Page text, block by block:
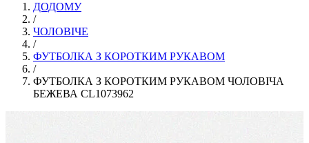
ДОДОМУ
/
ЧОЛОВІЧЕ
/
ФУТБОЛКА З КОРОТКИМ РУКАВОМ
/
ФУТБОЛКА З КОРОТКИМ РУКАВОМ ЧОЛОВІЧА
БЕЖЕВА CL1073962